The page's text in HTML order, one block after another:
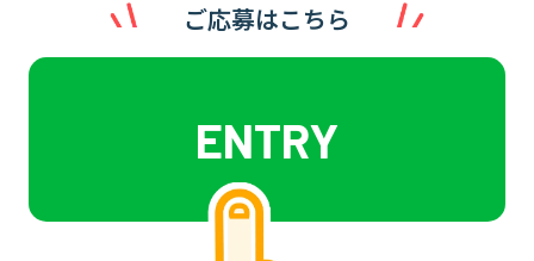
ご応募はこちら
ENTRY